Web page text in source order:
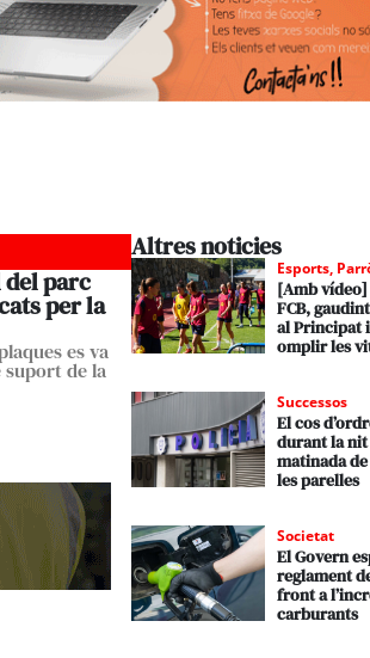
del parc
per la
es va
suport de la
Altres noticies
Esports,
[Amb
FCB,
al Principat
omplir les
Successos
El cos
durant la
matinada
les parelles
Societat
El Govern
reglament
front a
carburants